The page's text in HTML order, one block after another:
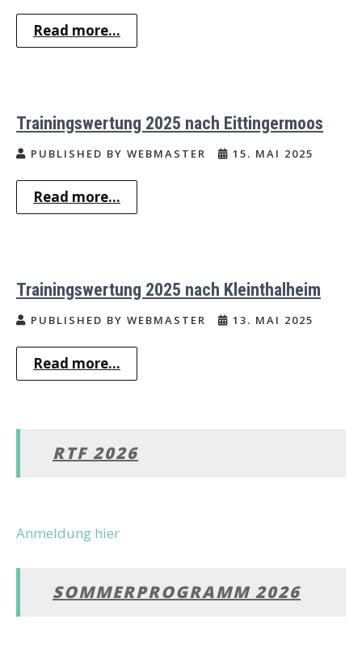
Read more...
Trainingswertung 2025 nach Eittingermoos
PUBLISHED BY WEBMASTER 15. MAI 2025
Read more...
Trainingswertung 2025 nach Kleinthalheim
PUBLISHED BY WEBMASTER 13. MAI 2025
Read more...
RTF 2026
Anmeldung hier
SOMMERPROGRAMM 2026